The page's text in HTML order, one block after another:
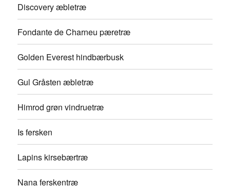
Discovery æbletræ
Fondante de Charneu pæretræ
Golden Everest hindbærbusk
Gul Gråsten æbletræ
Himrod grøn vindruetræ
Is fersken
Lapins kirsebærtræ
Nana ferskentræ